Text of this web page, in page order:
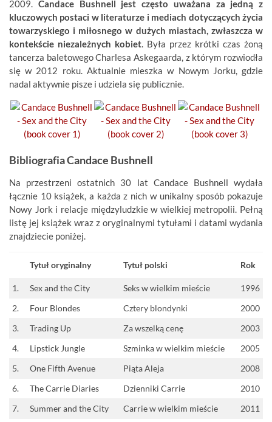
2009. Candace Bushnell jest często uważana za jedną z
kluczowych postaci w literaturze i mediach dotyczących życia
towarzyskiego i miłosnego w dużych miastach, zwłaszcza w
kontekście niezależnych kobiet. Była przez krótki czas żoną
tancerza baletowego Charlesa Askegaarda, z którym rozwiodła
się w 2012 roku. Aktualnie mieszka w Nowym Jorku, gdzie
nadal aktywnie pisze i udziela się publicznie.
Bibliografia Candace Bushnell
Na przestrzeni ostatnich 30 lat Candace Bushnell wydała
łącznie 10 książek, a każda z nich w unikalny sposób pokazuje
Nowy Jork i relacje międzyludzkie w wielkiej metropolii. Pełną
listę jej książek wraz z oryginalnymi tytułami i datami wydania
znajdziecie poniżej.
Tytuł oryginalny Tytuł polski Rok
1. Sex and the City Seks w wielkim mieście
1996
2.
Four Blondes Cztery blondynki
2000
3.
Trading Up Za wszelką cenę
2003
4.
Lipstick Jungle Szminka w wielkim mieście
2005
5.
One Fifth Avenue Piąta Aleja
2008
6.
The Carrie Diaries Dzienniki Carrie
2010
7.
Summer and the City Carrie w wielkim mieście
2011